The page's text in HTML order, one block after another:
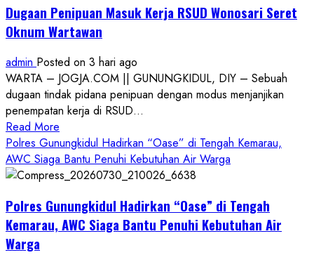
Dugaan Penipuan Masuk Kerja RSUD Wonosari Seret
Oknum Wartawan
admin Posted on 3 hari ago
WARTA – JOGJA.COM || GUNUNGKIDUL, DIY – Sebuah
dugaan tindak pidana penipuan dengan modus menjanjikan
penempatan kerja di RSUD...
Read More
more
about
Dugaan
Masuk
Kerja
Polres Gunungkidul Hadirkan “Oase” di Tengah Kemarau,
AWC Siaga Bantu Penuhi Kebutuhan Air Warga
Polres Gunungkidul Hadirkan “Oase” di Tengah
Kemarau, AWC Siaga Bantu Penuhi Kebutuhan Air
Warga